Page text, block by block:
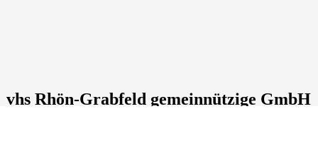
vhs Rhön-Grabfeld gemeinnützige GmbH